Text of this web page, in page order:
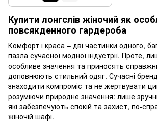
Купити лонгслів жіночий як
повсякденного гардероба
Комфорт і краса – дві частинки одного,
пазла сучасної модної індустрії. Проте,
особливе значення та приносять
доповнюють стильний одяг. Сучасні
знаходити компроміс та не жертвувати
розуміючи природне значення: лише
які забезпечують спокій та захист, по-
жіночій шафі.